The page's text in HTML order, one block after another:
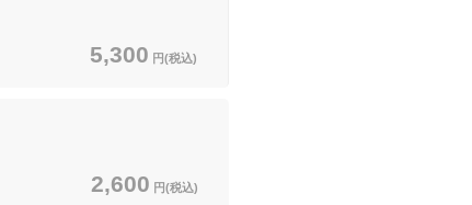
5,300 円(税込)
2,600 円(税込)